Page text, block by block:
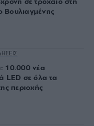
σε τροχαίο στη
10.000 νέα
LED σε όλα τα
περιοχής